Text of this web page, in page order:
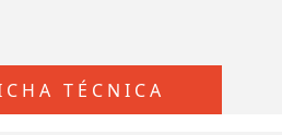
TÉCNICA